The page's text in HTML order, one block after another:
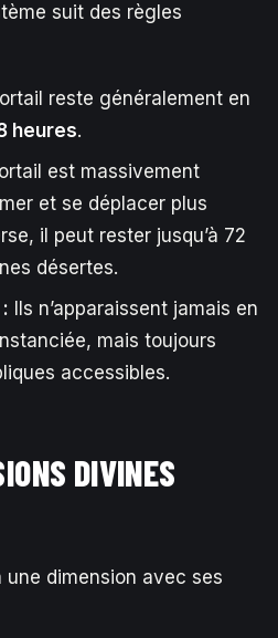
suit des règles
reste généralement en
heures.
est massivement
et se déplacer plus
il peut rester jusqu’à 72
désertes.
Ils n’apparaissent jamais en
mais toujours
accessibles.
DIVINES
une dimension avec ses